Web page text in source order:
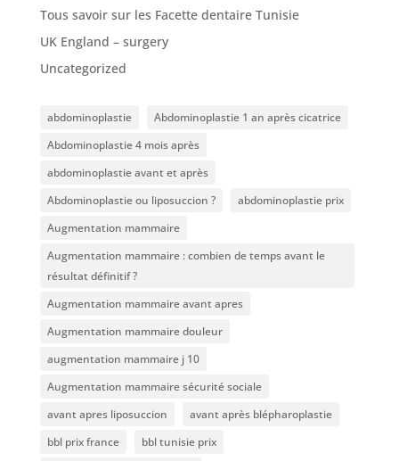
Tous savoir sur les Facette dentaire Tunisie
UK England – surgery
Uncategorized
abdominoplastie
Abdominoplastie 1 an après cicatrice
Abdominoplastie 4 mois après
abdominoplastie avant et après
Abdominoplastie ou liposuccion ?
abdominoplastie prix
Augmentation mammaire
Augmentation mammaire : combien de temps avant le
résultat définitif ?
Augmentation mammaire avant apres
Augmentation mammaire douleur
augmentation mammaire j 10
Augmentation mammaire sécurité sociale
avant apres liposuccion
avant après blépharoplastie
bbl prix france
bbl tunisie prix